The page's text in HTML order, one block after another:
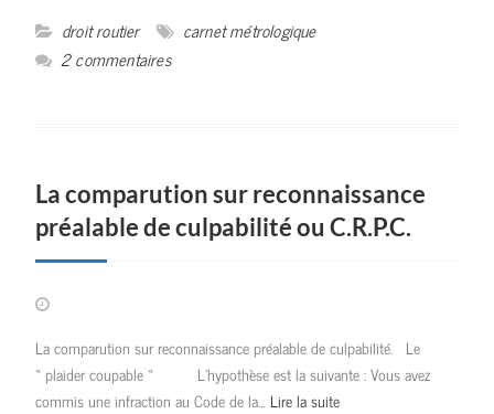
droit routier
carnet métrologique
2 commentaires
La comparution sur reconnaissance
préalable de culpabilité ou C.R.P.C.
La comparution sur reconnaissance préalable de culpabilité. Le
« plaider coupable « L’hypothèse est la suivante : Vous avez
commis une infraction au Code de la… Lire la suite